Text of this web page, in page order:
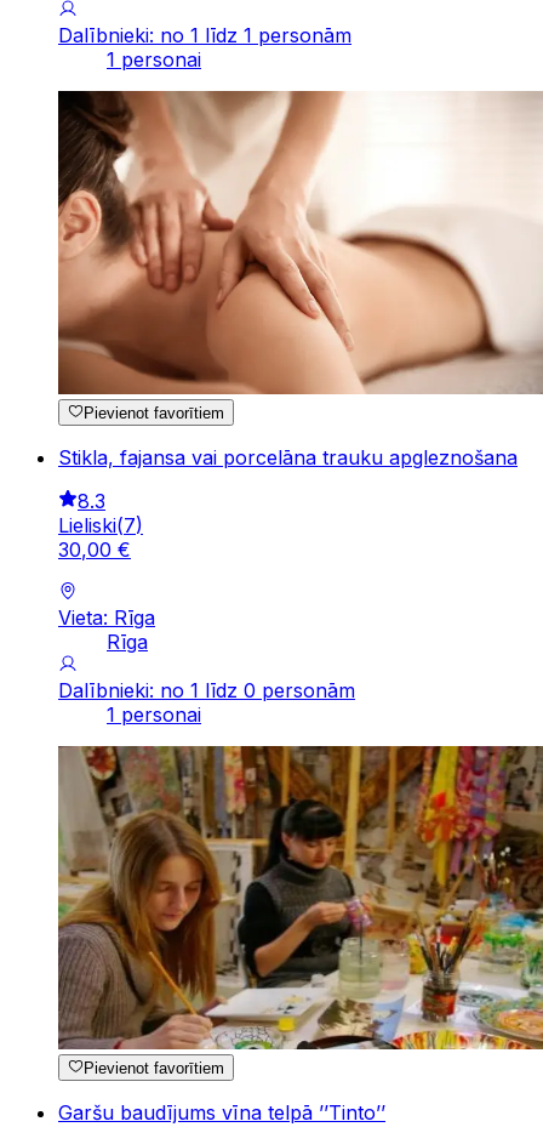
Dalībnieki: no 1 līdz 1 personām
1 personai
Pievienot favorītiem
Stikla, fajansa vai porcelāna trauku apgleznošana
8.3
Lieliski(7)
30,00 €
Vieta: Rīga
Rīga
Dalībnieki: no 1 līdz 0 personām
1 personai
Pievienot favorītiem
Garšu baudījums vīna telpā ’’Tinto’’